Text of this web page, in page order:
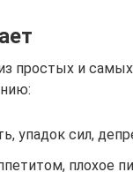
простых и
упадок сил,
плохое